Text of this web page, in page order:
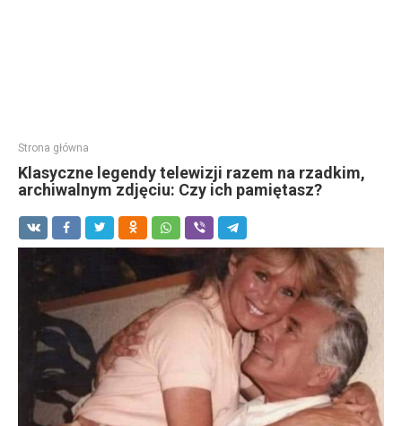
Strona główna
Klasyczne legendy telewizji razem na rzadkim,
archiwalnym zdjęciu: Czy ich pamiętasz?